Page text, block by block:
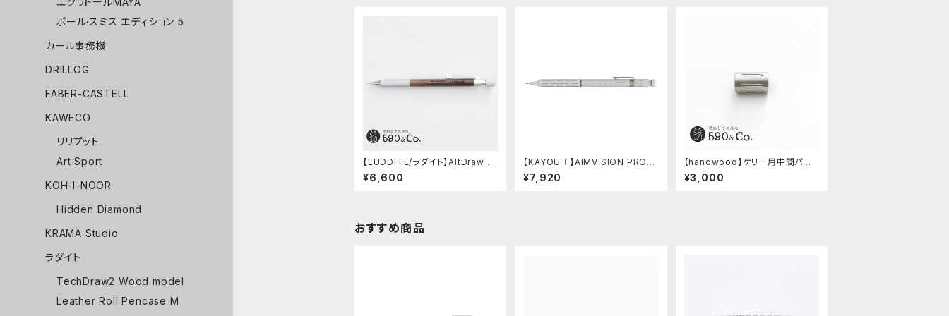
【LUDDITE/ラダイト】AltDraw 0.
5 シルバー(ウォルナット)
¥6,600
【KAYOU＋】AIMVISION PRO/
エイムビジョンプロ (スノーホワイ
ト)
¥7,920
【handwood】ケリー用中間パー
ツ/カスタムグリップ (縦溝/ステン
レス)
¥3,000
おすすめ商品
ポール·スミス エディション 5
カール事務機
DRILLOG
FABER-CASTELL
KAWECO
リリプット
Art Sport
KOH-I-NOOR
Hidden Diamond
KRAMA Studio
ラダイト
TechDraw2 Wood model
Leather Roll Pencase M